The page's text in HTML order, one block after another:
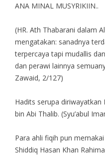
ANA MINAL MUSYRIKIIN..
(HR. Ath Thabarani dalam
mengatakan: sanadnya
terpercaya tapi mudallis
dan perawi lainnya
Zawaid, 2/127)
Hadits serupa
bin Abi Thalib. (Syu’abul
Para ahli fiqih pun
Shiddiq Hasan Khan